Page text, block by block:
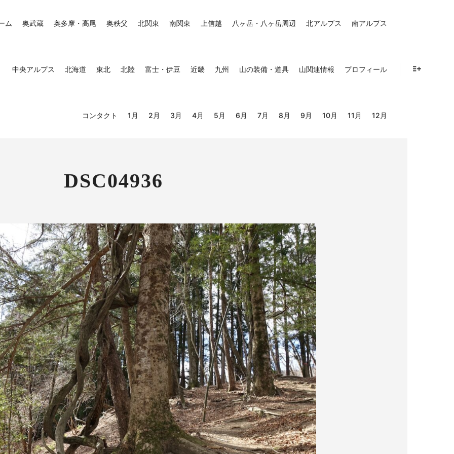
ム 奥武蔵 奥多摩・高尾 奥秩父 北関東 南関東 上信越 八ヶ岳・八ヶ岳周辺 北アルプス 南アルプス
中央アルプス 北海道 東北 北陸 富士・伊豆 近畿 九州 山の装備・道具 山関連情報 プロフィール
コンタクト 1月 2月 3月 4月 5月 6月 7月 8月 9月 10月 11月 12月
DSC04936